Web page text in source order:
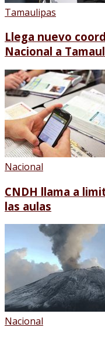
Tamaulipas
Llega nuevo
Nacional a
Nacional
CNDH llama a
las aulas
Nacional